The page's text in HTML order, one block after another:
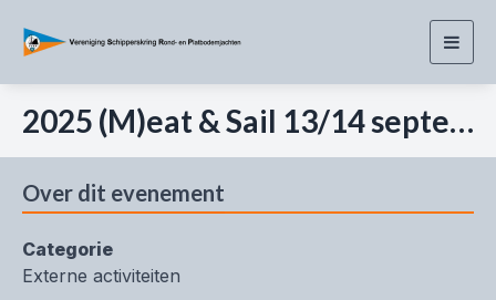
2025 (M)eat & Sail 13/14 september
Over dit evenement
Categorie
Externe activiteiten